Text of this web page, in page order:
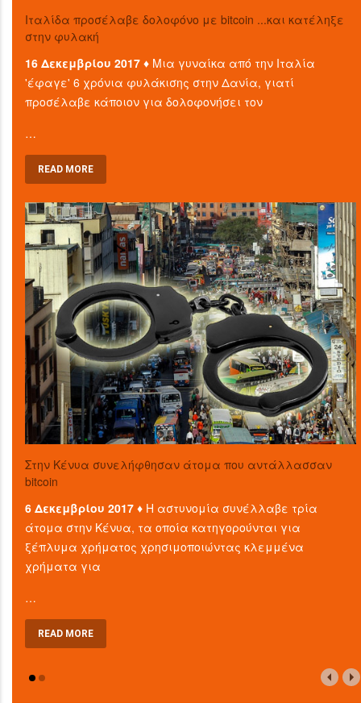
Ιταλίδα προσέλαβε δολοφόνο με bitcoin ...και κατέληξε
στην φυλακή
16 Δεκεμβρίου 2017 ♦ Μια γυναίκα από την Ιταλία
'έφαγε' 6 χρόνια φυλάκισης στην Δανία, γιατί
προσέλαβε κάποιον για δολοφονήσει τον
…
READ MORE
Στην Κένυα συνελήφθησαν άτομα που αντάλλασσαν
bitcoin
6 Δεκεμβρίου 2017 ♦ Η αστυνομία συνέλλαβε τρία
άτομα στην Κένυα, τα οποία κατηγορούνται για
ξέπλυμα χρήματος χρησιμοποιώντας κλεμμένα
χρήματα για
…
READ MORE